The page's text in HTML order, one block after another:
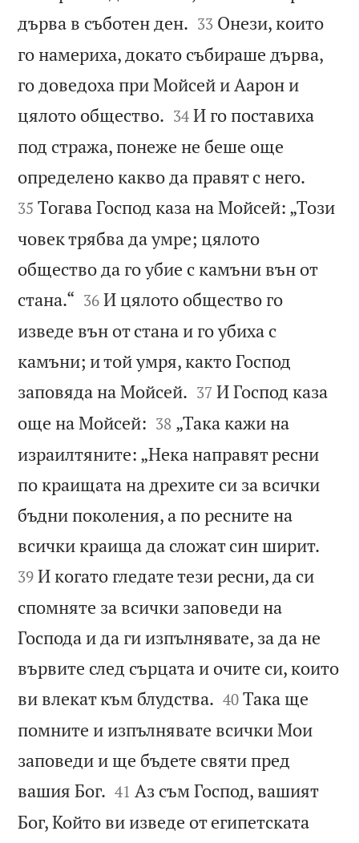
дърва в съботен ден. 

33 Онези, които
го намериха, докато събираше дърва,
го доведоха при Мойсей и Аарон и
цялото общество. 

34 И го поставиха
под стража, понеже не беше още
определено какво да правят с него.
35 Тогава Господ каза на Мойсей: „Този
човек трябва да умре; цялото
общество да го убие с камъни вън от
стана.“ 

36 И цялото общество го
изведе вън от стана и го убиха с
камъни; и той умря, както Господ
заповяда на Мойсей. 

37 И Господ каза
още на Мойсей: 

38 „Така кажи на
израилтяните: „Нека направят ресни
по краищата на дрехите си за всички
бъдни поколения, а по ресните на
всички краища да сложат син ширит.
39 И когато гледате тези ресни, да си
спомняте за всички заповеди на
Господа и да ги изпълнявате, за да не
вървите след сърцата и очите си, които
ви влекат към блудства. 

40 Така ще
помните и изпълнявате всички Мои
заповеди и ще бъдете святи пред
вашия Бог. 

41 Аз съм Господ, вашият
Бог, Който ви изведе от египетската